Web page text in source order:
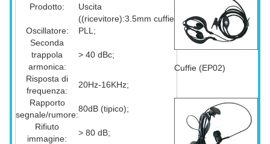
Prodotto:
Uscita
((ricevitore):3.5mm cuffie
Oscillatore:
PLL;
Seconda
trappola
armonica:
> 40 dBc;
Risposta di
frequenza:
20Hz-16KHz;
Rapporto
segnale/rumore:
80dB (tipico);
Rifiuto
immagine:
> 80 dB;
Cuffie (EP02)